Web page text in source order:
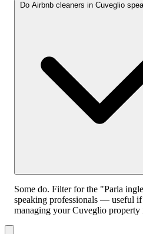
Do Airbnb cleaners in Cuveglio
Some do. Filter for the "Parla
speaking professionals — useful
managing your Cuveglio property